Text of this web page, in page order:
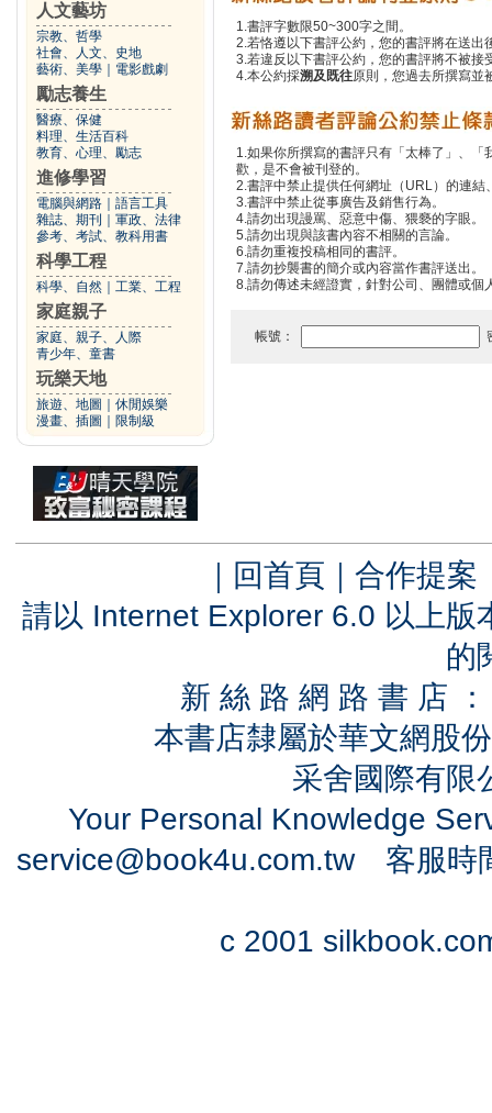
人文藝坊
宗教、哲學
社會、人文、史地
藝術、美學
電影戲劇
勵志養生
醫療、保健
料理、生活百科
教育、心理、勵志
進修學習
電腦與網路
語言工具
雜誌、期刊
軍政、法律
參考、考試、教科用書
科學工程
科學、自然 工業、工程
家庭親子
家庭、親子、人際
青少年、童書
玩樂天地
旅遊、地圖
休閒娛樂
漫畫、插圖
限制級
1.書評字數限50~300字之間。
2.若恪遵以下書評公約，您的書評將在送
3.若違反以下書評公約，您的書評將不被接
4.本公約採溯及既往原則，您過去所撰寫並
1.如果你所撰寫的書評只有「太棒了」、
歡，是不會被刊登的。
2.書評中禁止提供任何網址（URL）的連結
3.書評中禁止從事廣告及銷售行為。
4.請勿出現謾罵、惡意中傷、猥褻的字眼。
5.請勿出現與該書內容不相關的言論。
6.請勿重複投稿相同的書評。
7.請勿抄襲書的簡介或內容當作書評送出。
8.請勿傳述未經證實，針對公司、團體或個
帳號：
｜ 回首頁 ｜ 合作提案
請以 Internet Explorer 6.0 以上
的
新 絲 路 網 路 書 店
本書店隸屬於華文網股
采舍國際有
Your Personal Knowledge
service@book4u.com.tw客服時
c 2001